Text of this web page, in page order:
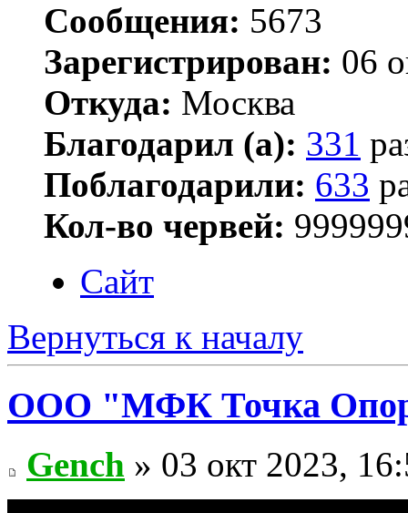
Сообщения: 5673
Зарегистрирован: 06
Откуда: Москва
Благодарил (а): 331
Поблагодарили: 633
Кол-во червей:
Сайт
Вернуться к началу
ООО "МФК Точка
Gench » 03 окт 2023,